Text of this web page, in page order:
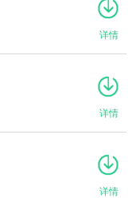
详情
详情
详情